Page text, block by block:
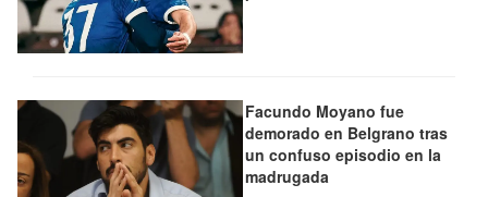
Facundo Moyano fue
demorado en Belgrano tras
un confuso episodio en la
madrugada